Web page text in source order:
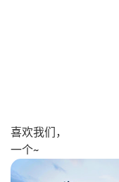
喜欢我们，
一个~